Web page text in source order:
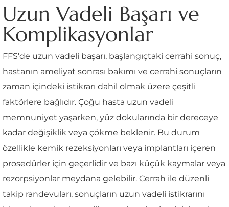
Uzun Vadeli Başarı ve
Komplikasyonlar
FFS'de uzun vadeli başarı, başlangıçtaki cerrahi sonuç,
hastanın ameliyat sonrası bakımı ve cerrahi sonuçların
zaman içindeki istikrarı dahil olmak üzere çeşitli
faktörlere bağlıdır. Çoğu hasta uzun vadeli
memnuniyet yaşarken, yüz dokularında bir dereceye
kadar değişiklik veya çökme beklenir. Bu durum
özellikle kemik rezeksiyonları veya implantları içeren
prosedürler için geçerlidir ve bazı küçük kaymalar veya
rezorpsiyonlar meydana gelebilir. Cerrah ile düzenli
takip randevuları, sonuçların uzun vadeli istikrarını